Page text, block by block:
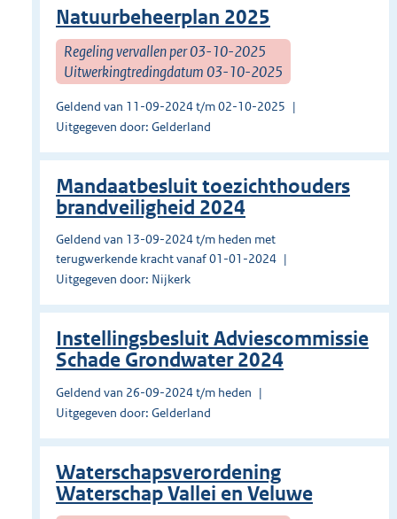
Natuurbeheerplan 2025
Regeling vervallen per 03-10-2025
Uitwerkingtredingdatum 03-10-2025
Geldend van 11-09-2024 t/m 02-10-2025
Uitgegeven door: Gelderland
Mandaatbesluit toezichthouders
brandveiligheid 2024
Geldend van 13-09-2024 t/m heden met
terugwerkende kracht vanaf 01-01-2024
Uitgegeven door: Nijkerk
Instellingsbesluit Adviescommissie
Schade Grondwater 2024
Geldend van 26-09-2024 t/m heden
Uitgegeven door: Gelderland
Waterschapsverordening
Waterschap Vallei en Veluwe